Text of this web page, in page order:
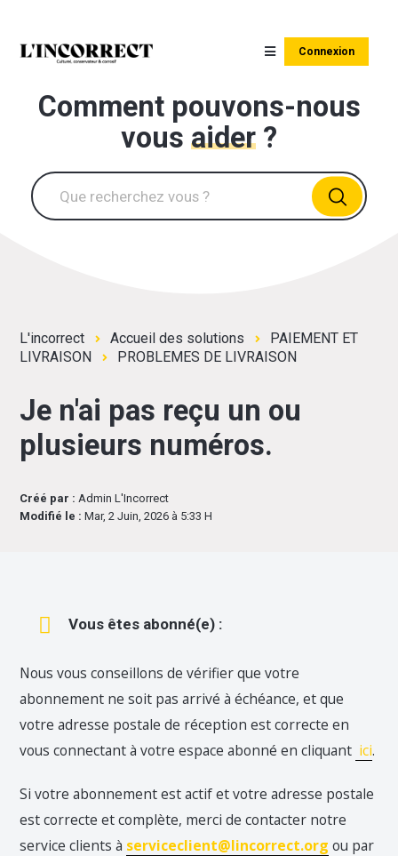
Connexion
Comment pouvons-nous
vous aider ?
L'incorrect Accueil des solutions
PAIEMENT ET
LIVRAISON
PROBLEMES DE LIVRAISON
Je n'ai pas reçu un ou
plusieurs numéros.
Créé par : Admin L'Incorrect
Modifié le : Mar, 2 Juin, 2026 à 5:33 H
Vous êtes abonné(e) :
Nous vous conseillons de vérifier que votre
abonnement ne soit pas arrivé à échéance, et que
votre adresse postale de réception est correcte en
vous connectant à votre espace abonné en cliquant ici.
Si votre abonnement est actif et votre adresse postale
est correcte et complète, merci de contacter notre
service clients à serviceclient@lincorrect.org ou par